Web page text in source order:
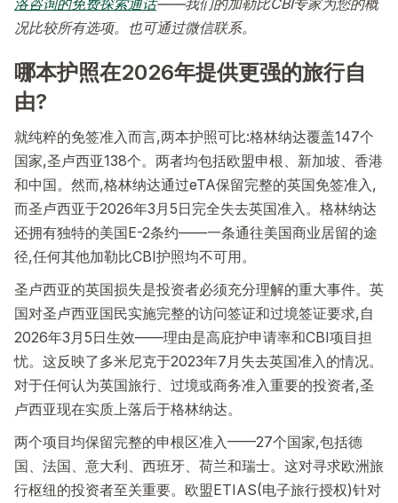
况比较所有选项。也可通过微信联系。
哪本护照在2026年提供更强的旅行自
由?
就纯粹的免签准入而言,两本护照可比:格林纳达覆盖147个
国家,圣卢西亚138个。两者均包括欧盟申根、新加坡、香港
和中国。然而,格林纳达通过eTA保留完整的英国免签准入,
而圣卢西亚于2026年3月5日完全失去英国准入。格林纳达
还拥有独特的美国E-2条约——一条通往美国商业居留的途
径,任何其他加勒比CBI护照均不可用。
圣卢西亚的英国损失是投资者必须充分理解的重大事件。英
国对圣卢西亚国民实施完整的访问签证和过境签证要求,自
2026年3月5日生效——理由是高庇护申请率和CBI项目担
忧。这反映了多米尼克于2023年7月失去英国准入的情况。
对于任何认为英国旅行、过境或商务准入重要的投资者,圣
卢西亚现在实质上落后于格林纳达。
两个项目均保留完整的申根区准入——27个国家,包括德
国、法国、意大利、西班牙、荷兰和瑞士。这对寻求欧洲旅
行枢纽的投资者至关重要。欧盟ETIAS(电子旅行授权)针对